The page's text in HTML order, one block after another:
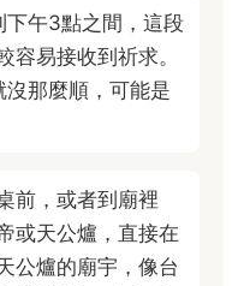
下午3點之間，這段
容易接收到祈求。
那麼順，可能是
前，或者到廟裡
或天公爐，直接在
公爐的廟宇，像台